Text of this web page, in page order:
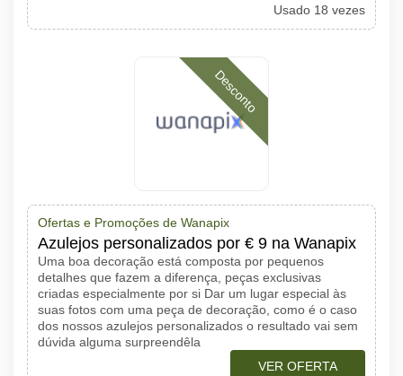
Usado 18 vezes
Desconto
Ofertas e Promoções de Wanapix
Azulejos personalizados por € 9 na Wanapix
Uma boa decoração está composta por pequenos
detalhes que fazem a diferença, peças exclusivas
criadas especialmente por si Dar um lugar especial às
suas fotos com uma peça de decoração, como é o caso
dos nossos azulejos personalizados o resultado vai sem
dúvida alguma surpreendêla
VER OFERTA